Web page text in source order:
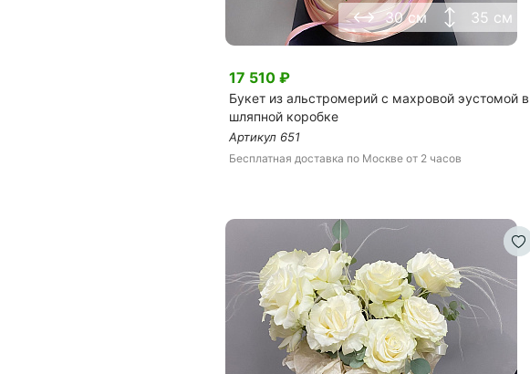
30 см 35 см
17 510 ₽
Букет из альстромерий с махровой эустомой в
шляпной коробке
Артикул 651
Бесплатная доставка по Москве от 2 часов